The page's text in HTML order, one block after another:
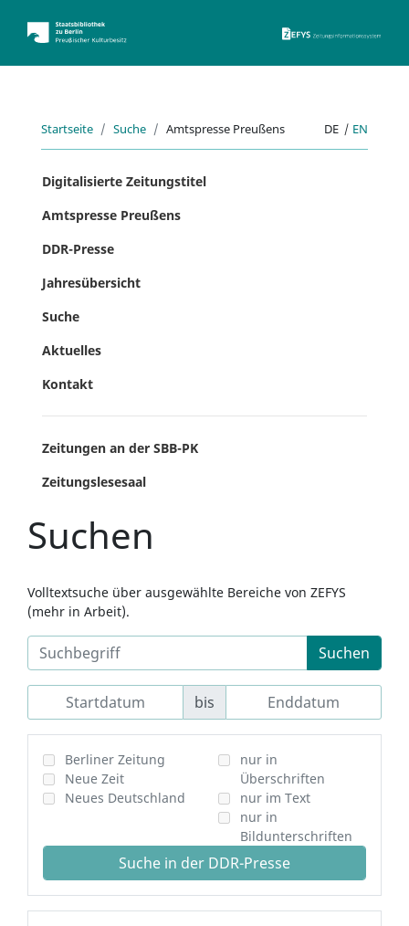
Startseite Suche Amtspresse Preußens DE | EN
Digitalisierte Zeitungstitel
Amtspresse Preußens
DDR-Presse
Jahresübersicht
Suche
Aktuelles
Kontakt
Zeitungen an der SBB-PK
Zeitungslesesaal
Suchen
Volltextsuche über ausgewählte Bereiche von ZEFYS
(mehr in Arbeit).
Suchen
bis
Berliner Zeitung
Neue Zeit
Neues Deutschland
nur in
Überschriften
nur im Text
nur in
Bildunterschriften
Suche in der DDR-Presse